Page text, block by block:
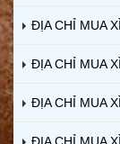
ĐỊA CHỈ MUA
ĐỊA CHỈ MUA
ĐỊA CHỈ MUA
ĐỊA CHỈ MUA